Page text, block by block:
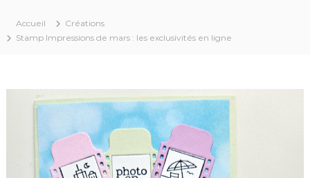
Accueil
Créations
Stamp Impressions de mars : les exclusivités en ligne